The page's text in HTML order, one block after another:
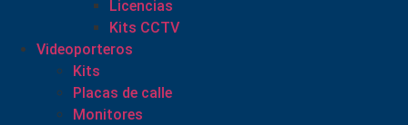
Licencias
Kits CCTV
Videoporteros
Kits
Placas de calle
Monitores